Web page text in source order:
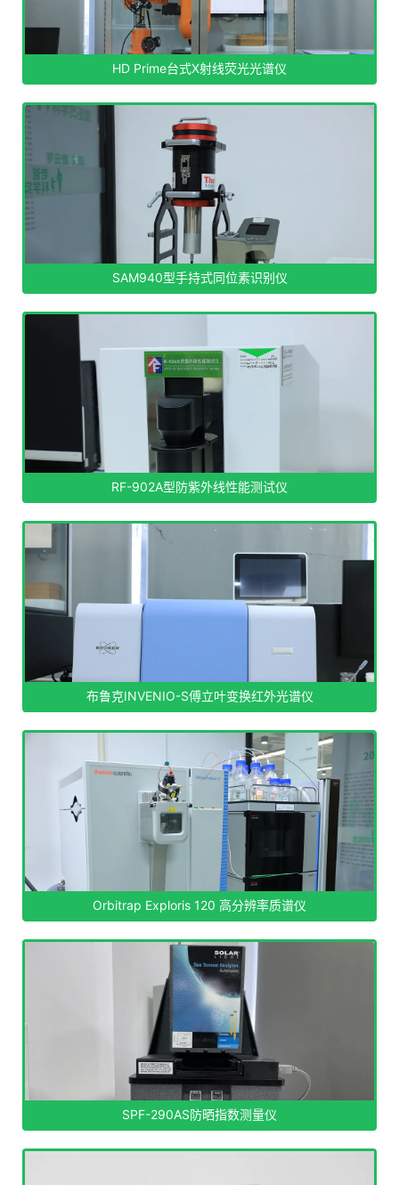
HD Prime台式X射线荧光光谱仪
SAM940型手持式同位素识别仪
RF-902A型防紫外线性能测试仪
布鲁克INVENIO-S傅立叶变换红外光谱仪
Orbitrap Exploris 120 高分辨率质谱仪
SPF-290AS防晒指数测量仪